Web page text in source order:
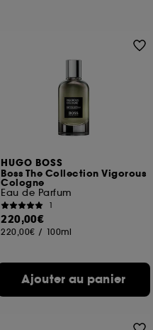
HUGO BOSS
Boss The Collection Vigorous
Cologne
Eau de Parfum
1
220,00€
220,00€ / 100ml
Ajouter au panier